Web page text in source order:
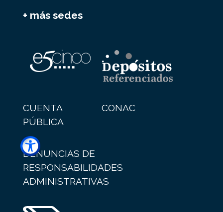
+ más sedes
CUENTA
PÚBLICA
CONAC
DENUNCIAS DE
RESPONSABILIDADES
ADMINISTRATIVAS